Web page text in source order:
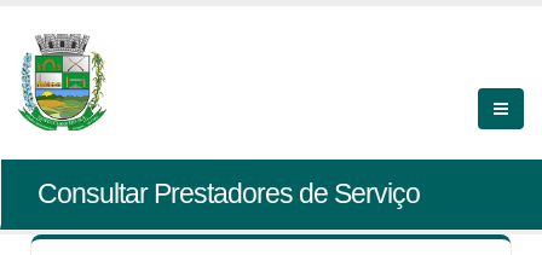
Consultar Prestadores de Serviço